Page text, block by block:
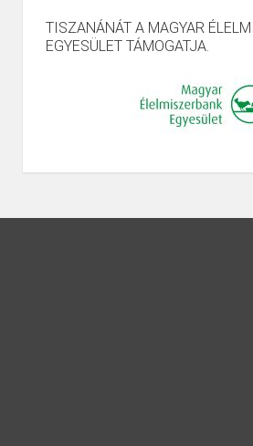
TISZANÁNÁT A MAGYAR
EGYESÜLET TÁMOGATJA.